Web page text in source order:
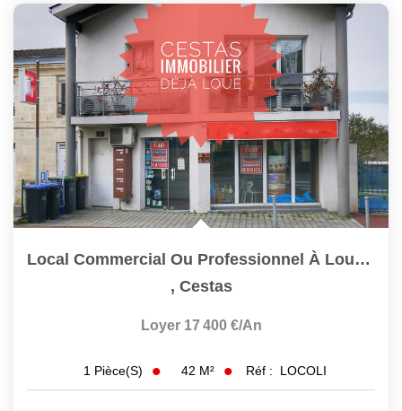
Local Commercial Ou Professionnel À Louer CESTAS - 42 M2...
, Cestas
Loyer 17 400 €/an
1 Pièce(s) 42 M² Réf : LOCOLI